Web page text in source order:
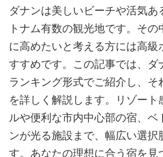
ダナンは美しいビーチや活気
トナム有数の観光地です。その
に高めたいと考える方には高級
すすめです。この記事では、ダ
ランキング形式でご紹介し、そ
を詳しく解説します。リゾート
ルや便利な市内中心部の宿、ベ
ンが光る施設まで、幅広い選択
す。あなたの理想に合う宿を見